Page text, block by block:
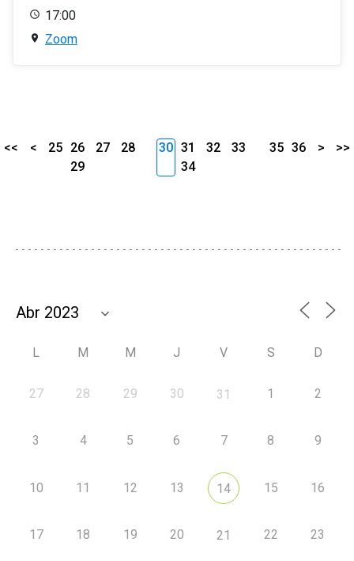
17:00
Zoom
<< < 25 26 27
28
29
30 31 32
33
34
35 36 > >>
L M M J V S D
27 28 29 30 31 1 2
3 4 5 6 7 8 9
10 11 12 13 14 15 16
17 18 19 20 21 22 23